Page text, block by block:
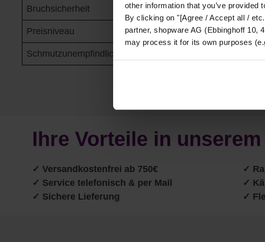
other information that you’ve
By clicking on "[Agree / Accept all /
partner, shopware AG (Ebbinghoff 10,
may process it for its own purposes
Bruchsicherheit ✓✓✓✓
Preisniveau ✓✓
Schmutzunempfindlichkeit
Ihre Vorteile in
✓ Versandkostenfrei ab 750€
✓ Service telefonisch & per Mail
✓ Sichere Lieferung
✓
✓
✓